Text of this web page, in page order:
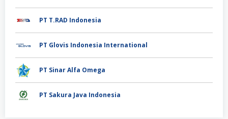
PT T.RAD Indonesia
PT Glovis Indonesia International
PT Sinar Alfa Omega
PT Sakura Java Indonesia